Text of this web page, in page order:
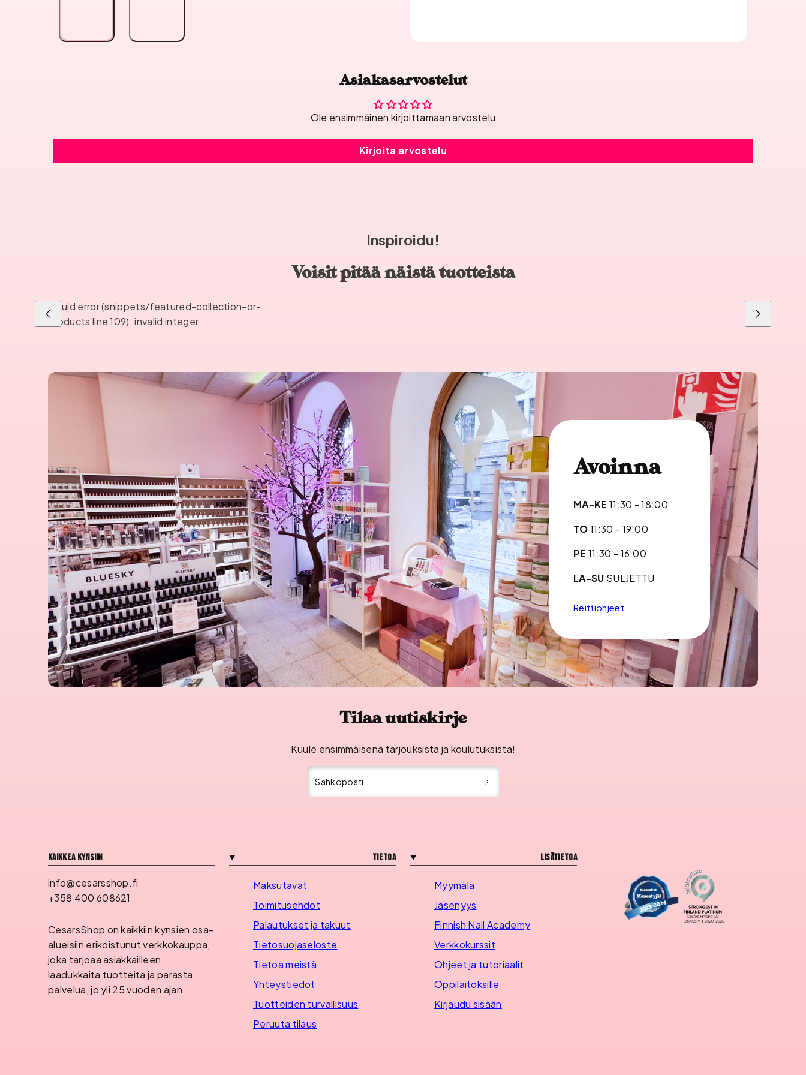
Asiakasarvostelut
Ole ensimmäinen kirjoittamaan arvostelu
Kirjoita arvostelu
Inspiroidu!
Voisit pitää näistä tuotteista
Liquid error (snippets/featured-collection-or-
products line 109): invalid integer
Liu'uta
vasemmalle
Liu'uta
oikealle
Avoinna
MA-KE 11:30 - 18:00
TO11:30 - 19:00
PE 11:30 - 16:00
LA-SU SULJETTU
Reittiohjeet
Tilaa uutiskirje
Kuule ensimmäisenä tarjouksista ja koulutuksista!
Sähköposti
Kaikkea kynsiin
info@cesarsshop.fi
+358 400 608621
CesarsShop on kaikkiin kynsien osa-
alueisiin erikoistunut verkkokauppa,
joka tarjoaa asiakkailleen
laadukkaita tuotteita ja parasta
palvelua, jo yli 25 vuoden ajan.
Tietoa
Maksutavat
Toimitusehdot
Palautukset ja takuut
Tietosuojaseloste
Tietoa meistä
Yhteystiedot
Tuotteiden turvallisuus
Peruuta tilaus
Lisätietoa
Myymälä
Jäsenyys
Finnish Nail Academy
Verkkokurssit
Ohjeet ja tutoriaalit
Oppilaitoksille
Kirjaudu sisään